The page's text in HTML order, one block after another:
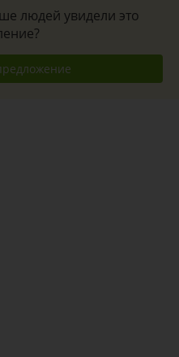
людей увидели это